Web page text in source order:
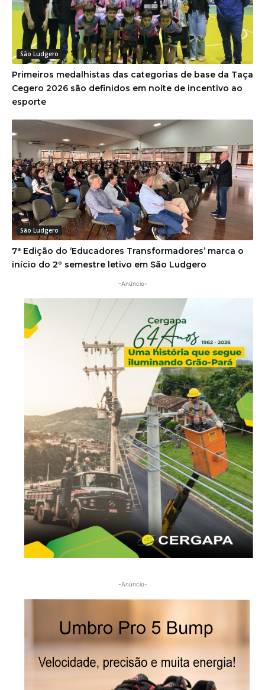
São Ludgero
Primeiros medalhistas das categorias de base da Taça
Cegero 2026 são definidos em noite de incentivo ao
esporte
São Ludgero
7ª Edição do ‘Educadores Transformadores’ marca o
início do 2º semestre letivo em São Ludgero
-Anúncio-
-Anúncio-